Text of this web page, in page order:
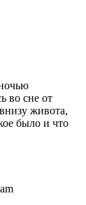
во сне от
живота,
было и что